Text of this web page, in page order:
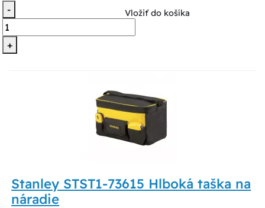
-
+
Vložiť do košíka
Stanley STST1-73615 Hlboká taška na
náradie